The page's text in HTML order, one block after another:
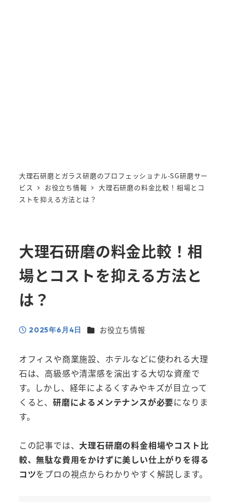
大理石研磨とガラス研磨のプロフェッショナル-SG研磨サー
ビス
お役立ち情報
大理石研磨の料金比較！相場とコ
ストを抑える方法とは？
大理石研磨の料金比較！相
場とコストを抑える方法と
は？
投稿日
2025年6月4日 カテゴリー
お役立ち情報
オフィスや商業施設、ホテルなどに使われる大理
石は、高級感や清潔感を演出する大切な資産で
す。しかし、経年によるくすみやキズが目立って
くると、 研磨によるメンテナンスが必要になりま
す。
この記事では、 大理石研磨の料金相場やコスト比
較、無駄な費用をかけずに美しい仕上がりを得る
コツをプロの視点からわかりやすく解説します。